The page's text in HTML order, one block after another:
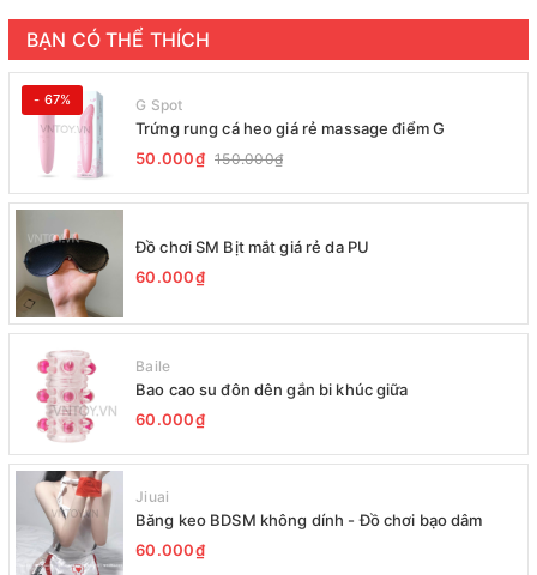
BẠN CÓ THỂ THÍCH
- 67% G Spot
Trứng rung cá heo giá rẻ massage điểm G
50.000₫ 150.000₫
Đồ chơi SM Bịt mắt giá rẻ da PU
60.000₫
Baile
Bao cao su đôn dên gắn bi khúc giữa
60.000₫
Jiuai
Băng keo BDSM không dính - Đồ chơi bạo dâm
60.000₫